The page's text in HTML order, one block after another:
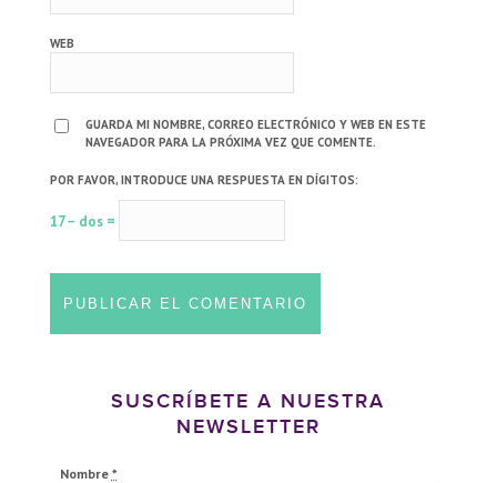
WEB
GUARDA MI NOMBRE, CORREO ELECTRÓNICO Y WEB EN ESTE
NAVEGADOR PARA LA PRÓXIMA VEZ QUE COMENTE.
POR FAVOR, INTRODUCE UNA RESPUESTA EN DÍGITOS:
17 − dos =
SUSCRÍBETE A NUESTRA
NEWSLETTER
Nombre *